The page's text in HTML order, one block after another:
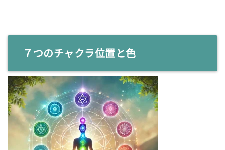
７つのチャクラ位置と色